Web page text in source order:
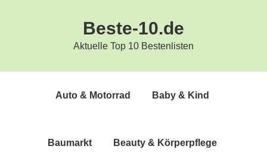
Beste-10.de
Aktuelle Top 10 Bestenlisten
Auto & Motorrad Baby & Kind
Bau­markt Beau­ty & Körperpflege